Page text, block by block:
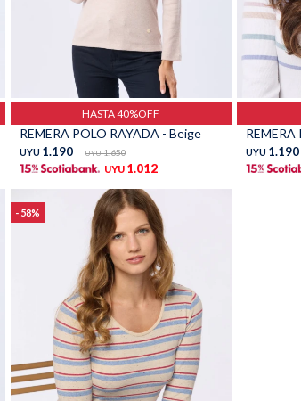
HASTA 40%OFF
REMERA POLO RAYADA - Beige
UYU 1.190 UYU 1.650
UYU 1.012
REMERA
UYU 1.190
58